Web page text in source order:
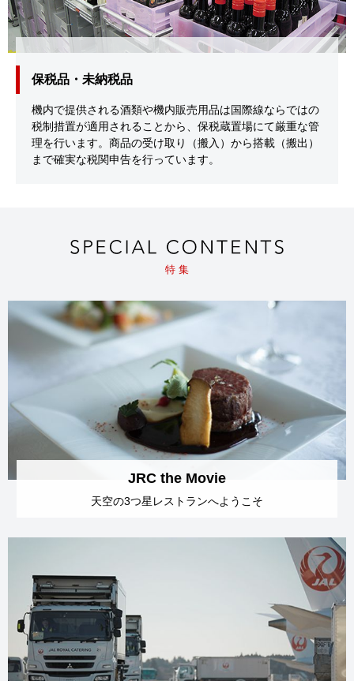
保税品・未納税品
機内で提供される酒類や機内販売用品は国際線ならではの
税制措置が適用されることから、保税蔵置場にて厳重な管
理を行います。商品の受け取り（搬入）から搭載（搬出）
まで確実な税関申告を行っています。
特 集
JRC the Movie
天空の3つ星レストランへようこそ